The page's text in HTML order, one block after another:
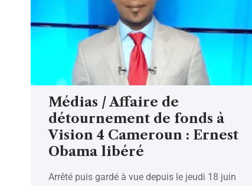
Médias / Affaire de
détournement de fonds à
Vision 4 Cameroun : Ernest
Obama libéré
Arrêté puis gardé à vue depuis le jeudi 18 juin